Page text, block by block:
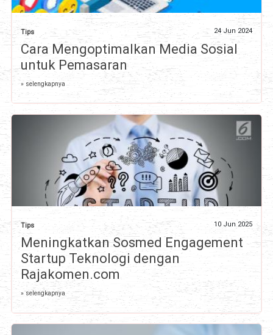
Tips 24 Jun 2024
Cara Mengoptimalkan Media Sosial
untuk Pemasaran
» selengkapnya
Tips 10 Jun 2025
Meningkatkan Sosmed Engagement
Startup Teknologi dengan
Rajakomen.com
» selengkapnya